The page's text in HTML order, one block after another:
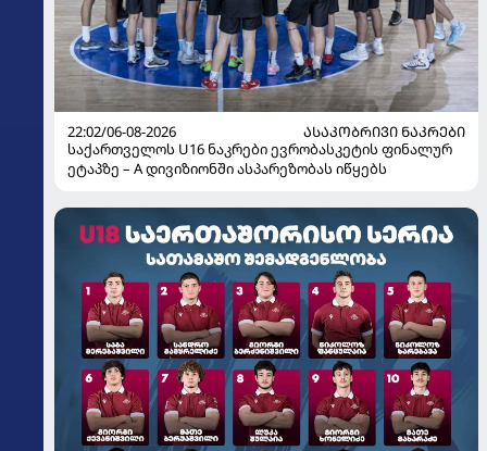
22:02/06-08-2026
ᲐᲡᲐᲙᲝᲑᲠᲘᲕᲘ ᲜᲐᲙᲠᲔᲑᲘ
საქართველოს U16 ნაკრები ევრობასკეტის ფინალურ
ეტაპზე – A დივიზიონში ასპარეზობას იწყებს